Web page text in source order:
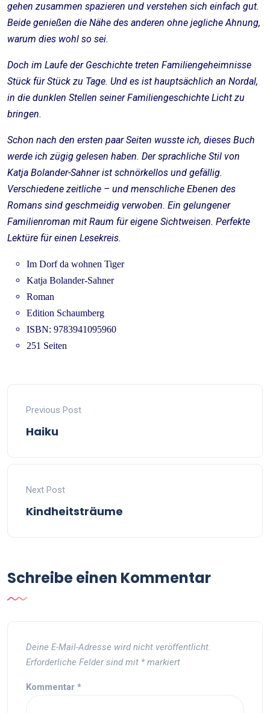
gehen zusammen spazieren und verstehen sich einfach gut.
Beide genießen die Nähe des anderen ohne jegliche Ahnung,
warum dies wohl so sei.
Doch im Laufe der Geschichte treten Familiengeheimnisse
Stück für Stück zu Tage. Und es ist hauptsächlich an Nordal,
in die dunklen Stellen seiner Familiengeschichte Licht zu
bringen.
Schon nach den ersten paar Seiten wusste ich, dieses Buch
werde ich zügig gelesen haben. Der sprachliche Stil von
Katja Bolander-Sahner ist schnörkellos und gefällig.
Verschiedene zeitliche – und menschliche Ebenen des
Romans sind geschmeidig verwoben. Ein gelungener
Familienroman mit Raum für eigene Sichtweisen. Perfekte
Lektüre für einen Lesekreis.
Im Dorf da wohnen Tiger
Katja Bolander-Sahner
Roman
Edition Schaumberg
ISBN: 9783941095960
251 Seiten
Previous Post
Haiku
Next Post
Kindheitsträume
Schreibe einen Kommentar
Deine E-Mail-Adresse wird nicht veröffentlicht.
Erforderliche Felder sind mit *markiert
Kommentar *